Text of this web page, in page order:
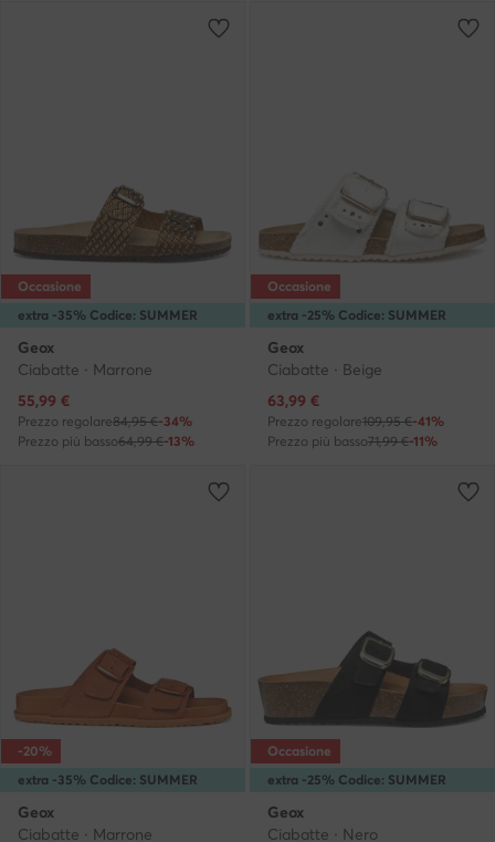
extra -35% Codice: SUMMER
Occasione
Geox
Ciabatte · Marrone
Prezzo attuale
55,99 €
Prezzo regolare84,95 €-34%
Prezzo più basso64,99 €-13%
extra -25% Codice: SUMMER
Occasione
Geox
Ciabatte · Beige
Prezzo attuale
63,99 €
Prezzo regolare109,95 €-41%
Prezzo più basso71,99 €-11%
extra -35% Codice: SUMMER
-20%
Geox
Ciabatte · Marrone
extra -25% Codice: SUMMER
Occasione
Geox
Ciabatte · Nero